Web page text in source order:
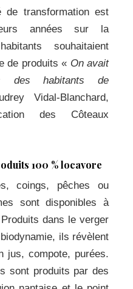
de transformation est
années sur la
souhaitaient
de produits « On avait
des habitants de
Vidal-Blanchard,
des Côteaux
100 % locavore
coings, pêches ou
sont disponibles à
dans le verger
ils révèlent
jus, compote, purées.
sont produits par des